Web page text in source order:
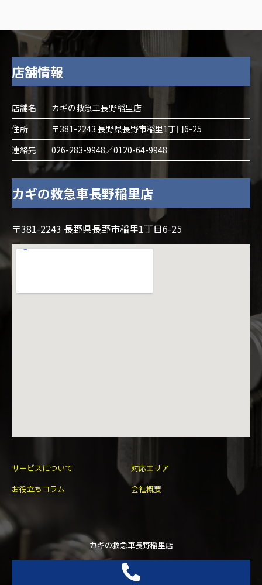
店舗情報
店舗名
カギの救急車長野稲里店
住所
〒381-2243 長野県長野市稲里1丁目6-25
連絡先
026-283-9948／0120-64-9948
カギの救急車長野稲里店
〒381-2243 長野県長野市稲里1丁目6-25
サービスについて
対応エリア
お役立ちコラム
会社概要
カギの救急車長野稲里店